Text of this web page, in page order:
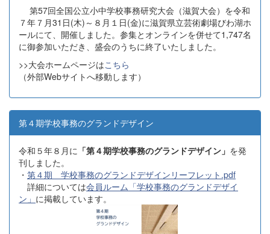
第57回全国公立小中学校事務研究大会（滋賀大会）を令和
７年７月31日(木)～８月１日(金)に滋賀県立芸術劇場びわ湖ホ
ールにて、開催しました。参集とオンラインを併せて1,747名
に御参加いただき、盛会のうちに終了いたしました。
>>大会ホームページはこちら
（外部Webサイトへ移動します）
第４期学校事務のグランドデザイン
令和５年８月に 「第４期学校事務のグランドデザイン」 を発
刊しました。
・ 第４期 学校事務のグランドデザインリーフレット.pdf
詳細については会員ルーム「学校事務のグランドデザイ
ン」 に掲載しています。